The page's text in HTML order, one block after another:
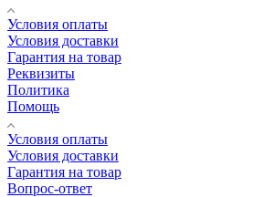
Условия оплаты
Условия доставки
Гарантия на товар
Реквизиты
Политика
Помощь
Условия оплаты
Условия доставки
Гарантия на товар
Вопрос-ответ